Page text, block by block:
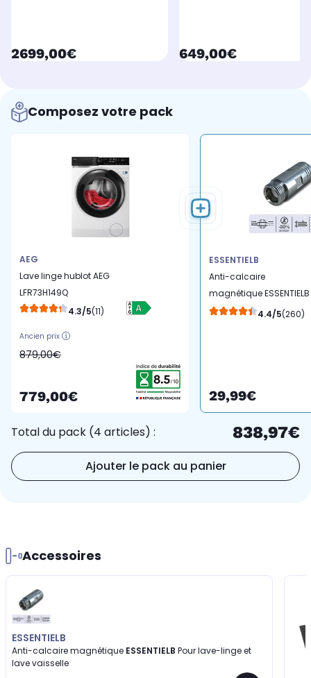
currentPrice
2699,00€ currentPrice
649,00€
Composez votre pack
AEG
Lave linge hublot AEG
LFR73H149Q
4.3/5(11)
Ancien prix
879,00€
779,00€
ESSENTIELB
Anti-calcaire
magnétique ESSENTIELB
Pour lave-linge et lave
4.4/5(260)
29,99€
Total du pack (4 articles) : 838,97€
Ajouter le pack au panier
Accessoires
ESSENTIELB
Anti-calcaire magnétique ESSENTIELB
lave vaisselle